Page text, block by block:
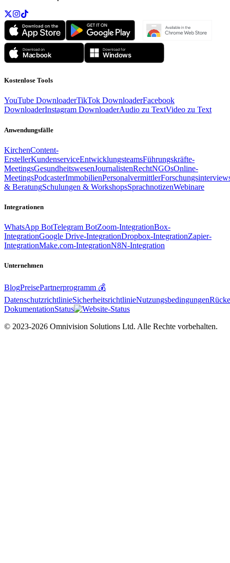
Kostenlose Tools
YouTube DownloaderTikTok DownloaderFacebook
DownloaderInstagram DownloaderAudio zu TextVideo zu Text
Anwendungsfälle
KirchenContent-
ErstellerKundenserviceEntwicklungsteamsFührungskräfte-
MeetingsGesundheitswesenJournalistenRechtNGOsOnline-
MeetingsPodcasterImmobilienPersonalvermittler
& BeratungSchulungen & WorkshopsSprachnotizenWebinare
Integrationen
WhatsApp BotTelegram BotZoom-IntegrationBox-
IntegrationGoogle Drive-IntegrationDropbox-IntegrationZapier-
IntegrationMake.com-IntegrationN8N-Integration
Unternehmen
BlogPreisePartnerprogramm 💰
DatenschutzrichtlinieSicherheitsrichtlinieNutzungsbedingungen
DokumentationStatus
© 2023-2026 Omnivision Solutions Ltd. Alle Rechte vorbehalten.